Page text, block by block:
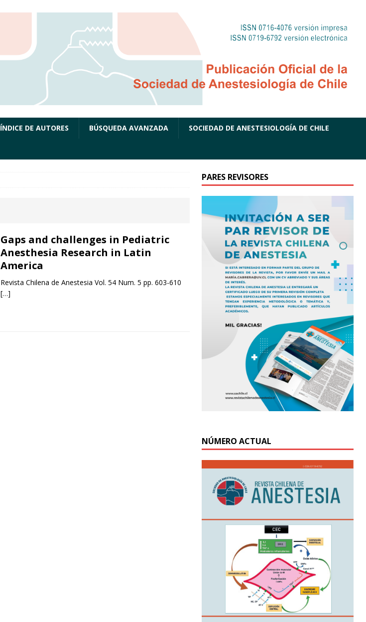
ÍNDICE DE AUTORES BÚSQUEDA AVANZADA SOCIEDAD DE ANESTESIOLOGÍA DE CHILE
Gaps and challenges in Pediatric
Anesthesia Research in Latin
America
Revista Chilena de Anestesia Vol. 54 Num. 5 pp. 603-610
[…]
PARES REVISORES
NÚMERO ACTUAL